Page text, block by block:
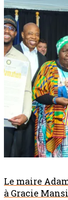
Le maire
à Gracie